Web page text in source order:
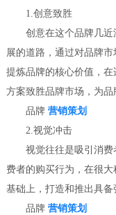
1.创意致胜
创意在这个品牌几
展的道路，通过对品牌
提炼品牌的核心价值，
方案致胜品牌市场，为品
品牌 营销策划
2.视觉冲击
视觉往往是吸引消
费者的购买行为，在很
基础上，打造和推出具备
品牌 营销策划